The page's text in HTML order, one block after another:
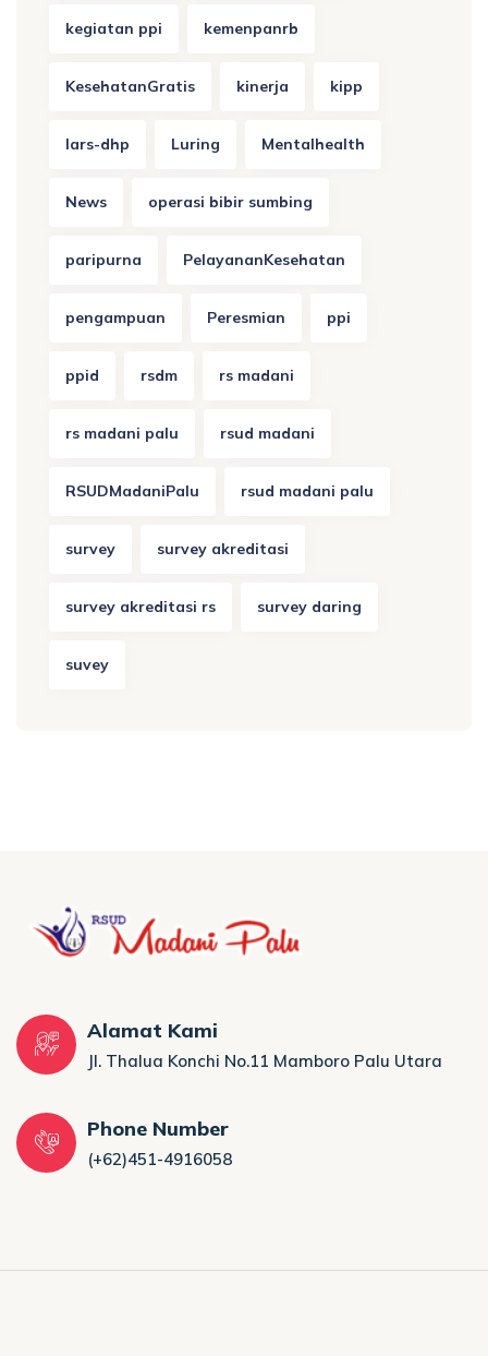
kegiatan ppi kemenpanrb
KesehatanGratis kinerja kipp
lars-dhp Luring Mentalhealth
News operasi bibir sumbing
paripurna PelayananKesehatan
pengampuan Peresmian ppi
ppid rsdm rs madani
rs madani palu rsud madani
RSUDMadaniPalu rsud madani palu
survey survey akreditasi
survey akreditasi rs survey daring
suvey
Alamat Kami
Jl. Thalua Konchi No.11 Mamboro Palu Utara
Phone Number
(+62)451-4916058